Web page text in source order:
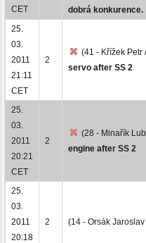
CET
dobrá konkurence.
25.
03.
2011
21:11
CET
2
(41 - Křížek Petr
servo after SS 2
25.
03.
2011
20:21
CET
2
(28 - Minařík
engine after SS 2
25.
03.
2011
20:18
2 (14 - Orsák